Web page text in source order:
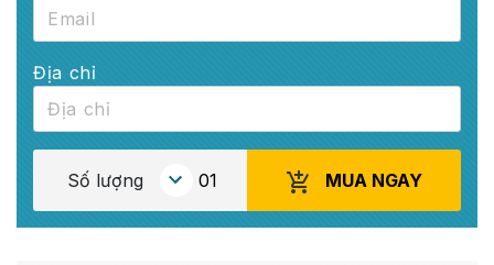
Địa chỉ
Số lượng MUA NGAY